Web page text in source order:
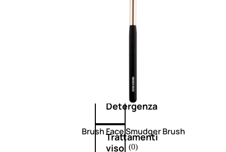
Bagno
Detergenza
Trattamenti
viso
Brush Face Smudger Brush
(0)